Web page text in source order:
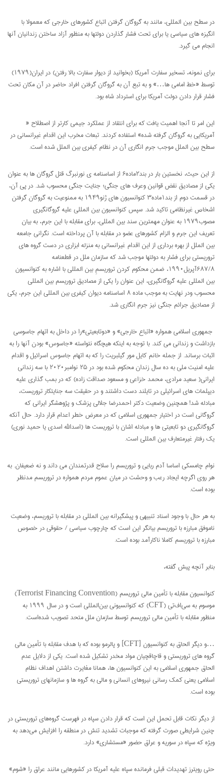
در سطح بین المللی، مانند به گروگان گرفتن اتباع کشورهای خارجی که معمولا با
انگیزه های سیاسی یا برای تحت فشار گذاردن دولتها به منظور آزاد ساختن زندانیان آنها
انجام می گیرد.
برای نمونه، تسخیر سفارت آمریکا (بخوانید از دیوار سفارت بالا رفتن) در ایران(۱۹۷۹)
توسط «خط امامی ها…» و به تبع آن به گروگان گرفتن افراد حاضر در آن مکان تحت
فشار قرار دادن دولت آمریکا برای استرداد شاه بود.
این امر تا آنجا اهمیت یافت که برای انتقاد از عملکرد جیمی کارتر از اصطلاح «
آمریکایی به گروگان گرفته شده» استفاده کردند. تبعات مخرب این اقدام غیرانسانی در
سطح بین الملل موجب جرم انگاری آن در نظام کیفری بین الملل شده است.
از این حیث، نخستین بار در بند۲ماده۶ از اساسنامه ی نورنبرگ قتل گروگان ها به عنوان
یکی از مصادیق نقض قوانین وعرف های جنگی؛ جنایت جنگی محسوب شد. در پی آن،
در قسمت دوم از بند۱ماده۳ کنوانسیون های ژنو۱۹۴۹ به ممنوعیت به گروگان گرفتن
اشخاص غیرنظامی تاکید شد. سپس کنوانسیون بین المللی علیه گروگانگیری
مصوب۱۹۷۹ به عنوان مهمترین سند بین المللی، برای مقابله با این جرم، به بیان
تعریف این جرم و الزام کشورهای عضو در مقابله با آن پرداخته است. نگرانی جامعه
بین الملل از بهره برداری از این اقدام غیرانسانی به منزله ابزاری در دست گروه های
تروریستی برای فشار به دولتها موجب شد که سازمان ملل در قطعنامه
۶۸۷/۸آپریل۱۹۹۰، ضمن محکوم کردن تروریسمِ بین المللی با اشاره به کنوانسیون
بین المللی علیه گروگانگیری، این عنوان را یکی از مصادیق تروریسم بین المللی
محسوب ودر نهایت به موجب ماده ۸ اساسنامه دیوان کیفری بین المللی این جرم، یکی
از مصادیق جرائم جنگی نیز جرم انگاری شد.
جمهوری اسلامی همواره «اتباع خارجی» و «دوتابعیتی»را در داخل به اتهام جاسوسی
بازداشت و زندانی می کند. با توجه به اینکه هیچگاه نتواسته «جاسوس» بودن آنها را به
اثبات برساند. از جمله خانم کایل مور گیلبریت را که به اتهام جاسوس اسرائیل و اقدام
علیه امنیت ملی به ده سال زندان محکوم شده بود در ۲۵ نوامبر۲۰۲۰ با سه زندانی
ایرانی( سعید مرادی، محمد خزاعی و مسعود صداقت زاده) که در بمب گذاری علیه
دیپلمات های اسرائیلی در تایلند دست داشتند و در حقیقت سه جنایتکار تروریست،
مبادله شد! همچنین وضعیت دکتر احمدرضا جلالی پزشک و پژوهشگر ایرانی که
گروگانی است در اختیار جمهوری اسلامی که در معرض خطر اعدام قرار دارد. حال آنکه
گروگانگیری دو تابعیتی ها و مبادله اشان با تروریست ها (اسدالله اسدی یا حمید نوری)
یک رفتار غیرمتعارف بین المللی است.
نوام چامسکی اساسا آدم ربایی و تروریسم را سلاح قدرتمندان می داند و نه ضعیفان. به
هر روی اگرچه ایجاد رعب و وحشت در میان عموم مردم همواره در تروریسم مدنظر
بوده است.
به هر حال با وجود اسناد تنبیهی و پیشگیرانه بین المللی در مقابله با تروریسم، وضعیت
ناموفق مبارزه با تروریسم بیانگر این است که چارچوب سیاسی / حقوقی در خصوص
مبارزه با تروریسم کاملا ناکارآمد بوده است.
بنابر آنچه پیش گفته،
کنوانسیون مقابله با تأمین مالی تروریسم (Terrorist Financing Convention)
موسوم به سی‌اف‌تی (CFT) که کنوانسیونی بین‌المللی است و در سال ۱۹۹۹ به
منظور مقابله با تأمین مالی تروریسم توسط سازمان ملل متحد تصویب شده‌است.
…و دیگر الحاق به کنوانسیون [CFT] و پالرمو بوده که با هدف مقابله با تأمین مالی
گروه های تروریستی و قاچاقچیان مواد مخدر تشکیل شده است. یکی از دلایل عدم
الحاق جمهوری اسلامی به این کنوانسیون ها، همانا مغایرت داشتن اهداف نظام
اسلامی یعنی کمک رسانی نیروهای انسانی و مالی به گروه ها و سازمانهای تروریستی
بوده است.
از دیگر نکات قابل تحمل این است که قرار دادن سپاه در فهرست گروه‌های تروریستی در
چنین شرایطی صورت گرفته که موجبات تشدید تنش در منطقه را افزایش می‌دهد به
ویژه که سپاه در سوریه و عراق حضور «مستشاری» دارد.
حتی رویترز تهدیدات قبلی فرمانده سپاه علیه آمریکا در کشورهایی مانند عراق را «شوم»